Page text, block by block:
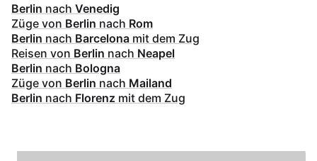
Berlin nach Venedig
Züge von Berlin nach Rom
Berlin nach Barcelona mit dem Zug
Reisen von Berlin nach Neapel
Berlin nach Bologna
Züge von Berlin nach Mailand
Berlin nach Florenz mit dem Zug